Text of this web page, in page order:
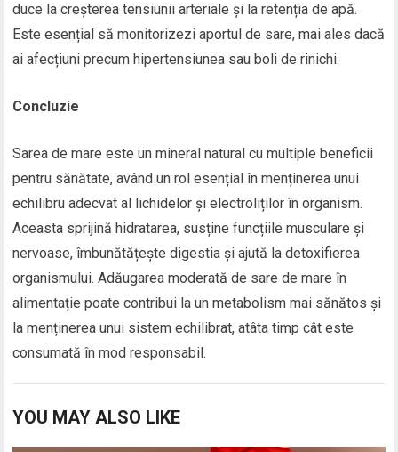
duce la creșterea tensiunii arteriale și la retenția de apă.
Este esențial să monitorizezi aportul de sare, mai ales dacă
ai afecțiuni precum hipertensiunea sau boli de rinichi.
Concluzie
Sarea de mare este un mineral natural cu multiple beneficii
pentru sănătate, având un rol esențial în menținerea unui
echilibru adecvat al lichidelor și electroliților în organism.
Aceasta sprijină hidratarea, susține funcțiile musculare și
nervoase, îmbunătățește digestia și ajută la detoxifierea
organismului. Adăugarea moderată de sare de mare în
alimentație poate contribui la un metabolism mai sănătos și
la menținerea unui sistem echilibrat, atâta timp cât este
consumată în mod responsabil.
YOU MAY ALSO LIKE